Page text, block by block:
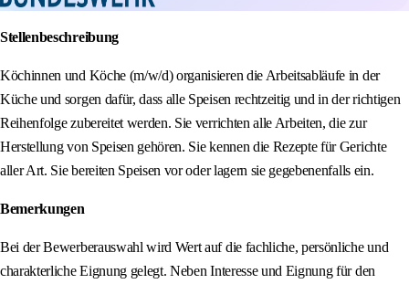
Stellenbeschreibung
Köchinnen und Köche (m/w/d) organisieren die Arbeitsabläufe in der
Küche und sorgen dafür, dass alle Speisen rechtzeitig und in der richtigen
Reihenfolge zubereitet werden. Sie verrichten alle Arbeiten, die zur
Herstellung von Speisen gehören. Sie kennen die Rezepte für Gerichte
aller Art. Sie bereiten Speisen vor oder lagern sie gegebenenfalls ein.
Bemerkungen
Bei der Bewerberauswahl wird Wert auf die fachliche, persönliche und
charakterliche Eignung gelegt. Neben Interesse und Eignung für den